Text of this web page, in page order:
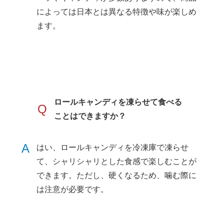
によっては日本とは異なる特徴や味が楽しめ
ます。
Q
ロールキャンディを凍らせて食べる
ことはできますか？
A
はい、ロールキャンディを冷凍庫で凍らせ
て、シャリシャリとした食感で楽しむことが
できます。ただし、硬くなるため、噛む際に
は注意が必要です。